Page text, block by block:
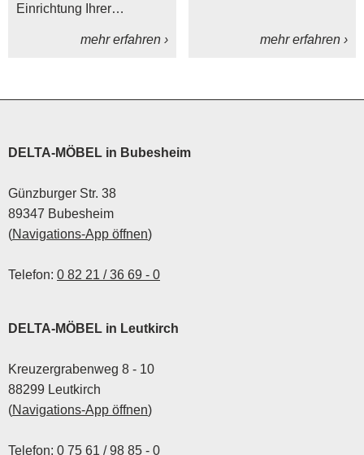
Einrichtung Ihrer
mehr erfahren › mehr erfahren ›
DELTA-MÖBEL in Bubesheim
Günzburger Str. 38
89347 Bubesheim
(Navigations-App öffnen)
Telefon: 0 82 21 / 36 69 - 0
DELTA-MÖBEL in Leutkirch
Kreuzergrabenweg 8 - 10
88299 Leutkirch
(Navigations-App öffnen)
Telefon: 0 75 61 / 98 85 - 0